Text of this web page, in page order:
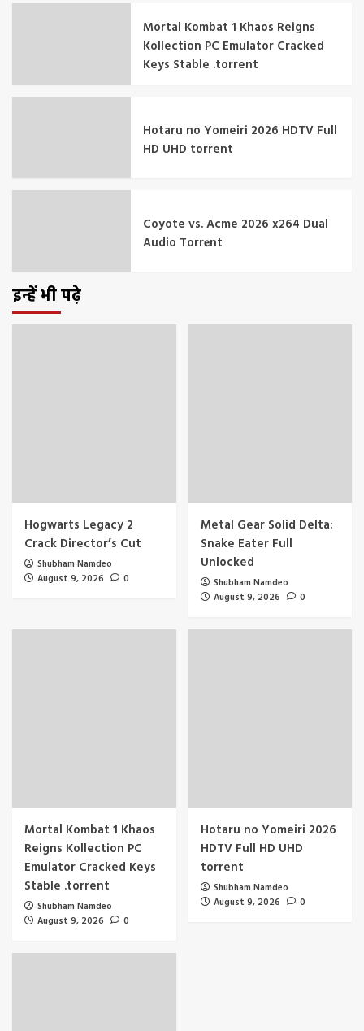
Mortal Kombat 1 Khaos Reigns
Kollection PC Emulator Cracked
Keys Stable .torrent
Hotaru no Yomeiri 2026 HDTV Full
HD UHD torrent
Coyote vs. Acme 2026 x264 Dual
Audio Torr𝐞nt
इन्हें भी पढ़े
Hogwarts Legacy 2
Crack Director’s Cut
Shubham Namdeo
August 9, 2026
0
Metal Gear Solid Delta:
Snake Eater Full
Unlocked
Shubham Namdeo
August 9, 2026
0
Mortal Kombat 1 Khaos
Reigns Kollection PC
Emulator Cracked Keys
Stable .torrent
Shubham Namdeo
August 9, 2026
0
Hotaru no Yomeiri 2026
HDTV Full HD UHD
torrent
Shubham Namdeo
August 9, 2026
0